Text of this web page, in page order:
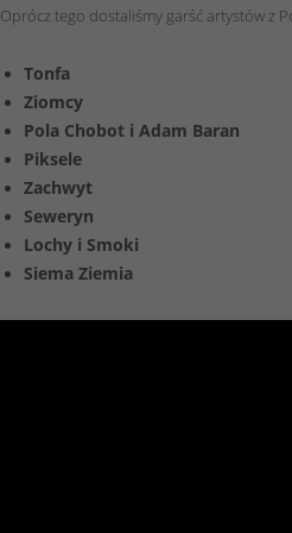
Oprócz tego dostaliśmy garść artystów z
Tonfa
Ziomcy
Pola Chobot i Adam Baran
Piksele
Zachwyt
Seweryn
Lochy i Smoki
Siema Ziemia